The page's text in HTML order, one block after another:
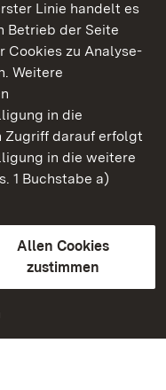
Linie handelt es
Betrieb der Seite
Cookies zu Analyse-
Weitere
in die
Zugriff darauf erfolgt
in die weitere
1 Buchstabe a)
Allen Cookies
zustimmen
Württemberg